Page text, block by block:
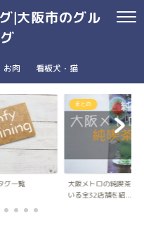
|大阪市のグル
お肉 看板犬・猫
ットに載って
南森町駅・大阪天満宮駅
台湾朝食専門店wanna
ナ）のメニュ...